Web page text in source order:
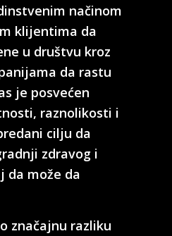
načinom
klijentima da
u društvu kroz
da rastu
je posvećen
raznolikosti i
cilju da
zdravog i
da može da
značajnu razliku